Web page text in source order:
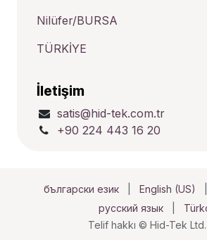
Nilüfer/BURSA
TÜRKİYE
İletişim
satis@hid-tek.com.tr
+90 224 443 16 20
Telif hakkı © Hid-Tek Ltd.
български език English (US)
русский язык